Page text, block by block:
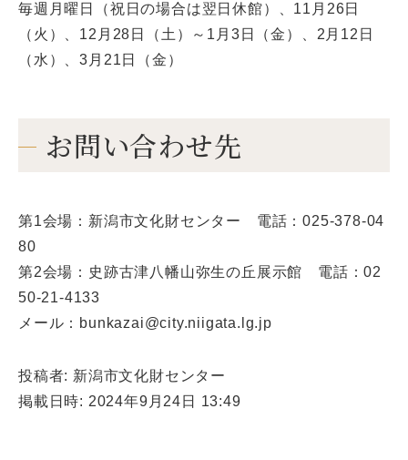
毎週月曜日（祝日の場合は翌日休館）、11月26日
（火）、12月28日（土）～1月3日（金）、2月12日
（水）、3月21日（金）
お問い合わせ先
第1会場：新潟市文化財センター 電話：025-378-04
80
第2会場：史跡古津八幡山弥生の丘展示館 電話：02
50-21-4133
メール：bunkazai@city.niigata.lg.jp
投稿者: 新潟市文化財センター
掲載日時: 2024年9月24日 13:49